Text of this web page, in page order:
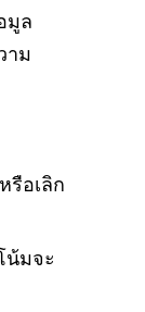
มูล
าม
อเลิก
น้มจะ